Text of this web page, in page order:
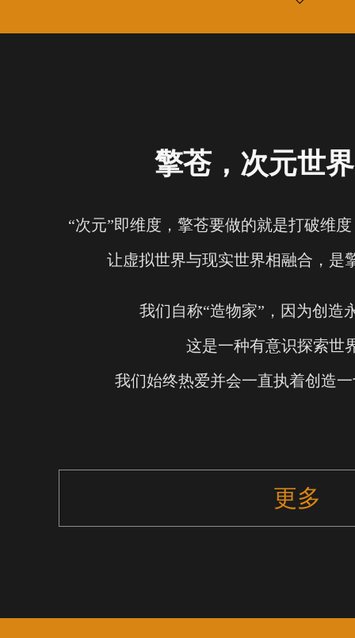
擎苍，次元世
“次元”即维度，擎苍要做的就是打破维
让虚拟世界与现实世界相融合，是
我们自称“造物家”，因为创造
这是一种有意识探索世
我们始终热爱并会一直执着创造
更多